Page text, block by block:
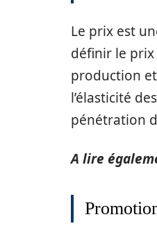
Le prix est
définir le
production
l’élasticité
pénétration
A lire